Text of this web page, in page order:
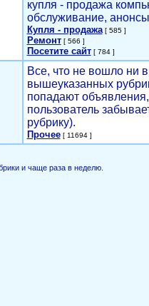
купля - продажа
обслуживание,
Купля - продажа[ 585 ]
Ремонт[ 566 ]
Посетите сайт[ 784 ]
Все, что не вошло ни
вышеуказанных
попадают объявления,
пользователь
рубрику).
Прочее[ 11694 ]
и чаще раза в неделю.